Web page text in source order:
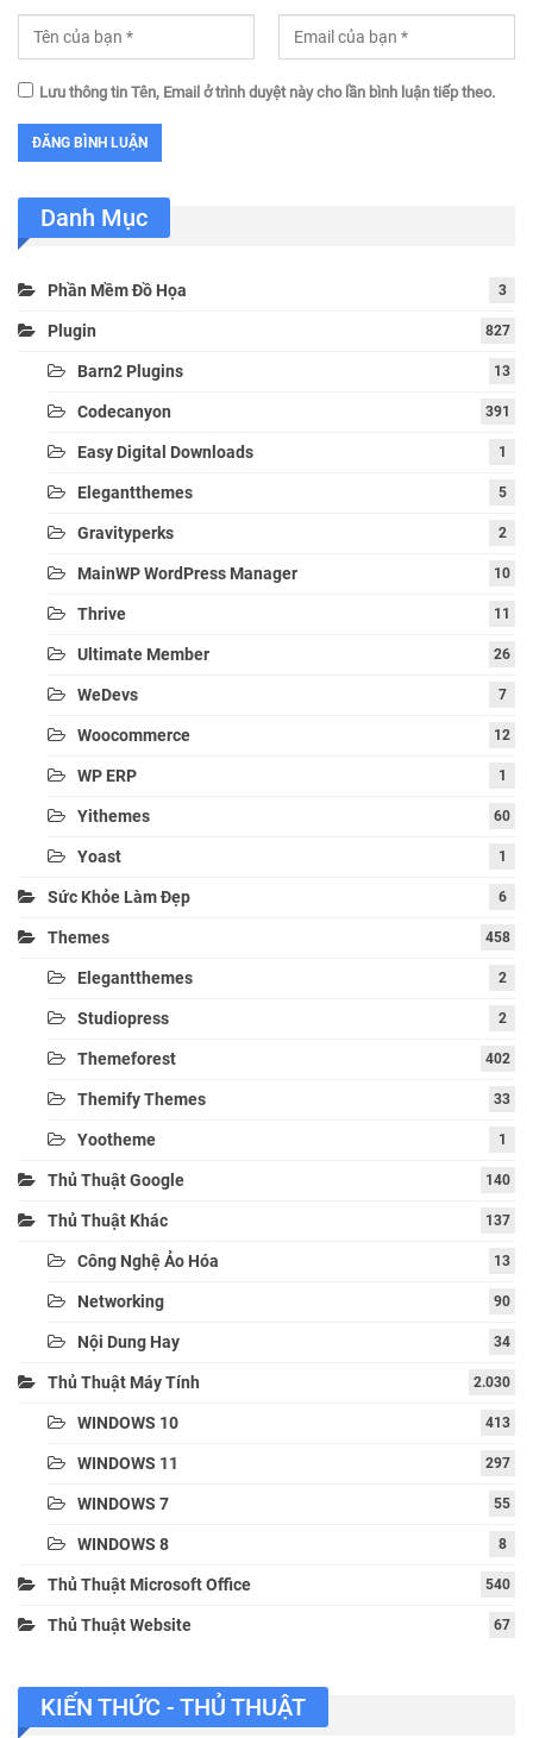
Lưu thông tin Tên, Email ở trình duyệt này cho lần bình luận tiếp theo.
Danh Mục
Phần Mềm Đồ Họa 3
Plugin 827
Barn2 Plugins 13
Codecanyon 391
Easy Digital Downloads 1
Elegantthemes 5
Gravityperks 2
MainWP WordPress Manager 10
Thrive 11
Ultimate Member 26
WeDevs 7
Woocommerce 12
WP ERP 1
Yithemes 60
Yoast 1
Sức Khỏe Làm Đẹp 6
Themes 458
Elegantthemes 2
Studiopress 2
Themeforest 402
Themify Themes 33
Yootheme 1
Thủ Thuật Google 140
Thủ Thuật Khác 137
Công Nghệ Ảo Hóa 13
Networking 90
Nội Dung Hay 34
Thủ Thuật Máy Tính 2.030
WINDOWS 10 413
WINDOWS 11 297
WINDOWS 7 55
WINDOWS 8 8
Thủ Thuật Microsoft Office 540
Thủ Thuật Website 67
KIẾN THỨC - THỦ THUẬT